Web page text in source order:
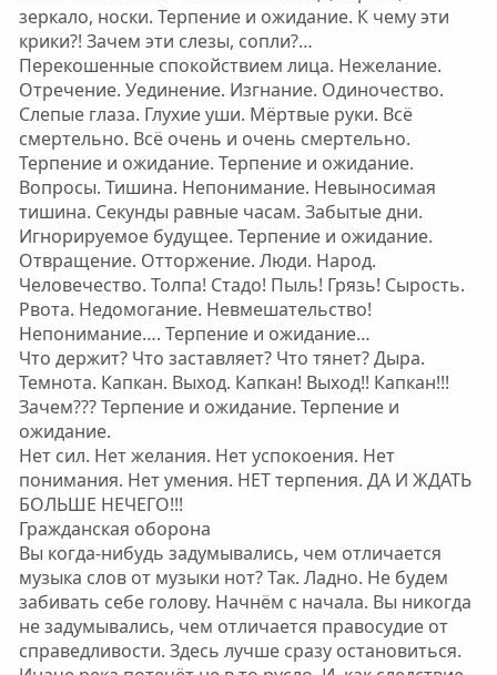
зеркало, носки. Терпение и ожидание. К чему эти
крики?! Зачем эти слезы, сопли?…
Перекошенные спокойствием лица. Нежелание.
Отречение. Уединение. Изгнание. Одиночество.
Слепые глаза. Глухие уши. Мёртвые руки. Всё
смертельно. Всё очень и очень смертельно.
Терпение и ожидание. Терпение и ожидание.
Вопросы. Тишина. Непонимание. Невыносимая
тишина. Секунды равные часам. Забытые дни.
Игнорируемое будущее. Терпение и ожидание.
Отвращение. Отторжение. Люди. Народ.
Человечество. Толпа! Стадо! Пыль! Грязь! Сырость.
Рвота. Недомогание. Невмешательство!
Непонимание…. Терпение и ожидание…
Что держит? Что заставляет? Что тянет? Дыра.
Темнота. Капкан. Выход. Капкан! Выход!! Капкан!!!
Зачем??? Терпение и ожидание. Терпение и
ожидание.
Нет сил. Нет желания. Нет успокоения. Нет
понимания. Нет умения. НЕТ терпения. ДА И ЖДАТЬ
БОЛЬШЕ НЕЧЕГО!!!
Гражданская оборона
Вы когда-нибудь задумывались, чем отличается
музыка слов от музыки нот? Так. Ладно. Не будем
забивать себе голову. Начнём с начала. Вы никогда
не задумывались, чем отличается правосудие от
справедливости. Здесь лучше сразу остановиться.